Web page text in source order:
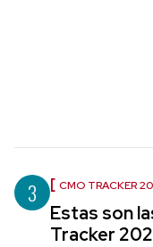
3 CMO TRACKER
Estas son
Tracker